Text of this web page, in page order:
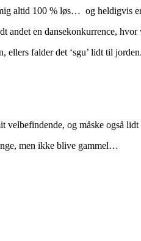
altid 100 % løs… og heldigvis
en dansekonkurrence,
ellers falder det ‘sgu’ lidt til jorden.
velbefindende, og måske også
men ikke blive gammel…